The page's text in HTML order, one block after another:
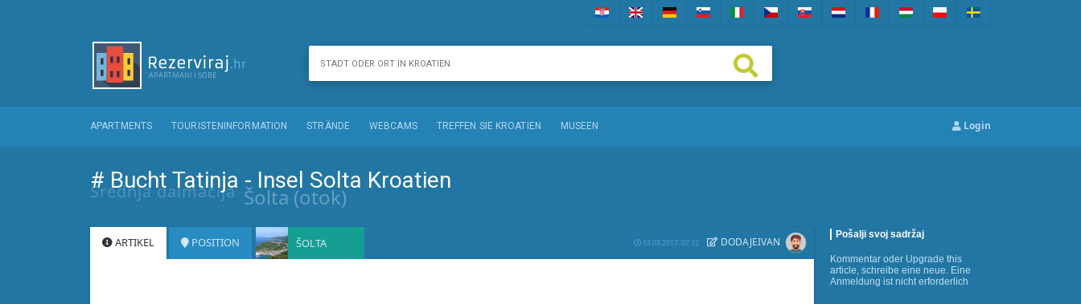
APARTMENTS TOURISTENINFORMATION STRÄNDE WEBCAMS TREFFEN SIE KROATIEN MUSEEN Login
# Bucht Tatinja - Insel Solta Kroatien
Srednja dalmacija Šolta (otok)
Pošalji svoj sadržaj
Kommentar oder Upgrade this
article, schreibe eine neue. Eine
Anmeldung ist nicht erforderlich
ARTIKEL POSITION ŠOLTA 13.03.2017. 07:32 DODAJEIVAN